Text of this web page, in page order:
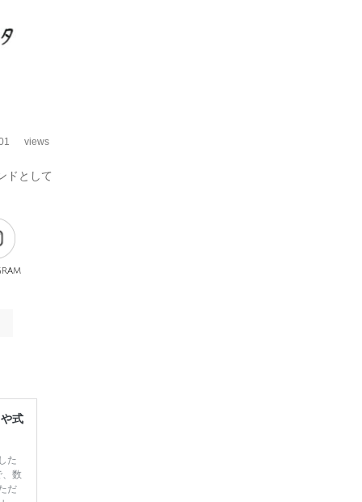
views
ドとして
式
た
数
だ